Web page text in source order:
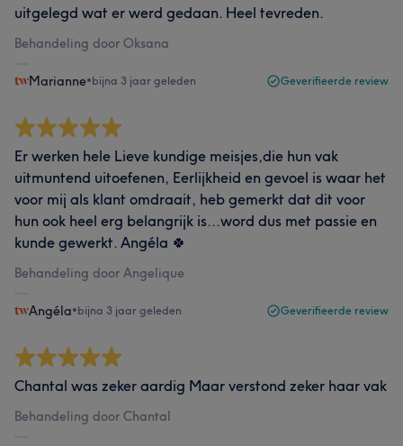
uitgelegd wat er werd gedaan. Heel tevreden.
Behandeling door Oksana
Marianne•bijna 3 jaar geleden Geverifieerde review
Er werken hele Lieve kundige meisjes,die hun vak
uitmuntend uitoefenen, Eerlijkheid en gevoel is waar het
voor mij als klant omdraait, heb gemerkt dat dit voor
hun ook heel erg belangrijk is...word dus met passie en
kunde gewerkt. Angéla 🍀
Behandeling door Angelique
Angéla•bijna 3 jaar geleden Geverifieerde review
Chantal was zeker aardig Maar verstond zeker haar vak
Behandeling door Chantal